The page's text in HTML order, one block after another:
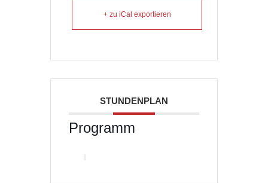
+ zu iCal exportieren
STUNDENPLAN
Programm